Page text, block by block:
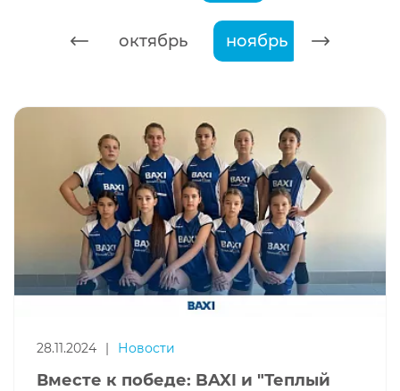
сентябрь октябрь ноябрь
28.11.2024 | Новости
Вместе к победе: BAXI и "Теплый